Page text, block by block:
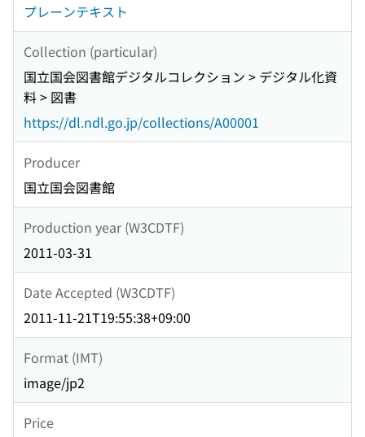
プレーンテキスト
Collection (particular)
国立国会図書館デジタルコレクション > デジタル化資
料 > 図書
https://dl.ndl.go.jp/collections/A00001
Producer
国立国会図書館
Production year (W3CDTF)
2011-03-31
Date Accepted (W3CDTF)
2011-11-21T19:55:38+09:00
Format (IMT)
image/jp2
Price